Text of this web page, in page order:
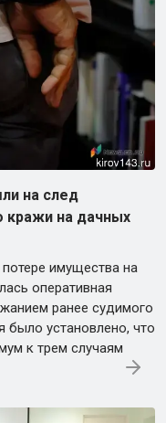
на след
кражи на дачных
имущества на
оперативная
ранее судимого
было установлено, что
к трем случаям